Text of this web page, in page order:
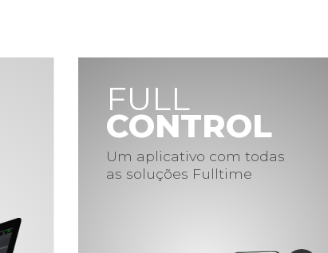
FULL
CONTROL
Um aplicativo com todas
as soluções Fulltime